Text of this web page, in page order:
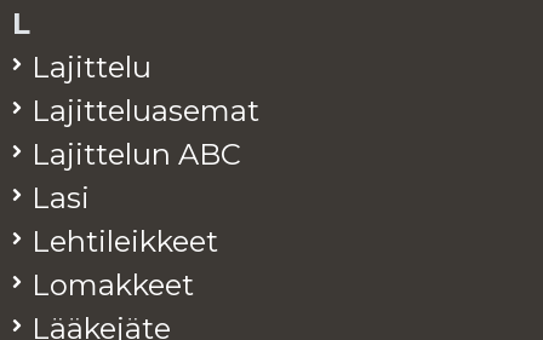
L
La­jit­te­lu
La­jit­te­lua­se­mat
La­jit­te­lun ABC
Lasi
Leh­ti­leik­keet
Lo­mak­keet
Lää­ke­jä­te